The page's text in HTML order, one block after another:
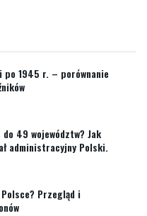
1945 r. – porównanie
49 województw? Jak
administracyjny Polski.
Przegląd i